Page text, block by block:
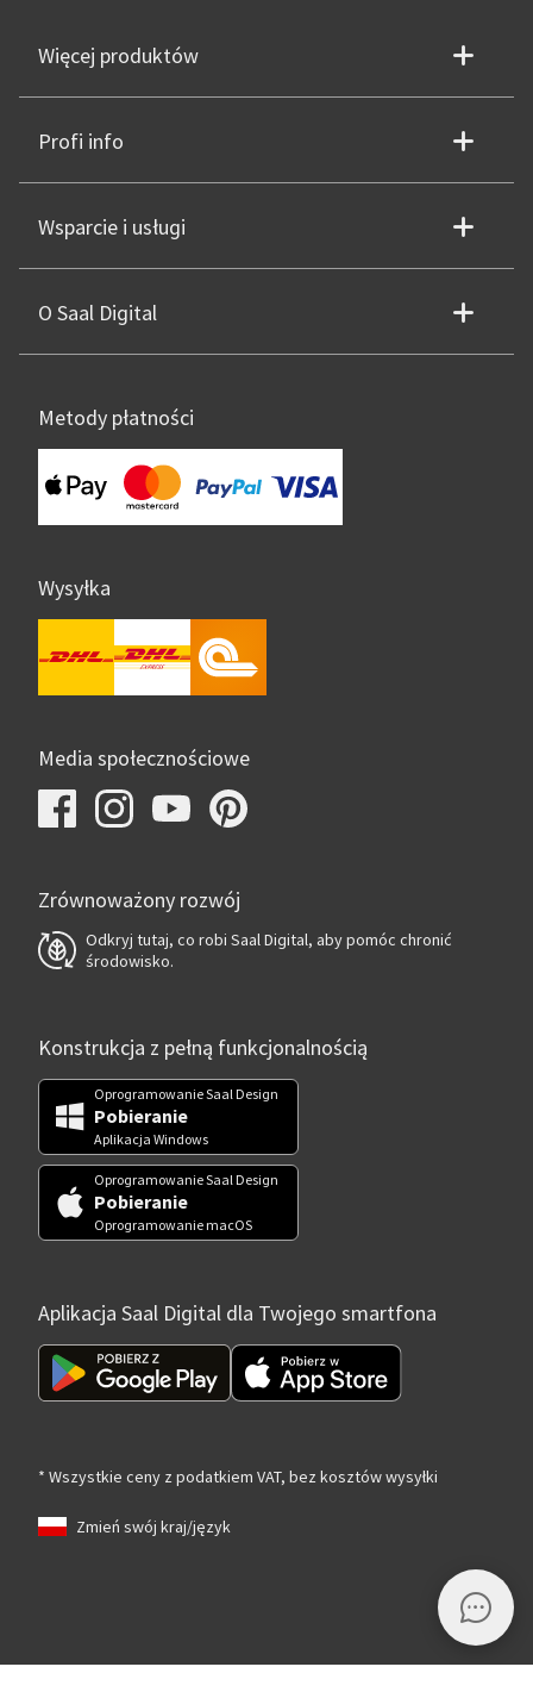
Więcej produktów
Profi info
Wsparcie i usługi
O Saal Digital
Metody płatności
Wysyłka
Media społecznościowe
Zrównoważony rozwój
Odkryj tutaj, co robi Saal Digital, aby pomóc chronić
środowisko.
Konstrukcja z pełną funkcjonalnością
Oprogramowanie Saal Design
Pobieranie
Aplikacja Windows
Oprogramowanie Saal Design
Pobieranie
Oprogramowanie macOS
Aplikacja Saal Digital dla Twojego smartfona
* Wszystkie ceny z podatkiem VAT, bez kosztów wysyłki
Zmień swój kraj/język